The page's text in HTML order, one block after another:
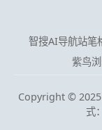
智搜AI导航站笔
紫鸟
Copyright ©
式